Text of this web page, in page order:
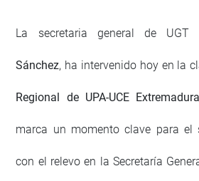
La secretaria general de UGT
Sánchez, ha intervenido hoy en la
Regional de UPA-UCE Extremadura
marca un momento clave para el
con el relevo en la Secretaría